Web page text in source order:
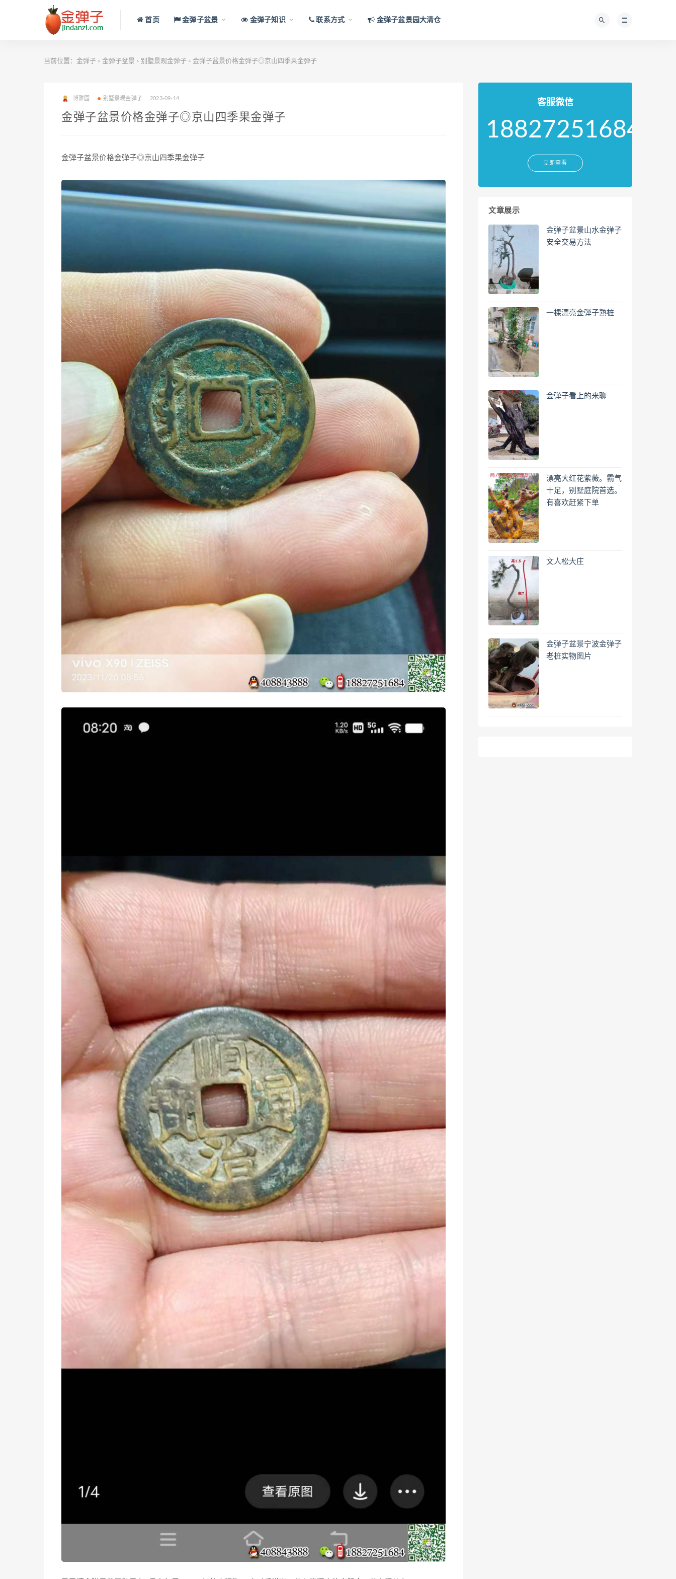
首页 金弹子盆景 金弹子知识 联系方式 金弹子盆景园大清仓
当前位置： 金弹子 > 金弹子盆景 > 别墅景观金弹子 > 金弹子盆景价格金弹子◎京山四季果金弹子
博雅园 别墅景观金弹子 2023-09-14
金弹子盆景价格金弹子◎京山四季果金弹子
金弹子盆景价格金弹子◎京山四季果金弹子
客服微信
18827251684
立即查看
文章展示
金弹子盆景山水金弹子
安全交易方法
一棵漂亮金弹子熟桩
金弹子看上的来聊
漂亮大红花紫薇。霸气
十足，别墅庭院首选。
有喜欢赶紧下单
文人松大庄
金弹子盆景宁波金弹子
老桩实物图片